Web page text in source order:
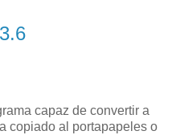
capaz de convertir a
copiado al portapapeles o